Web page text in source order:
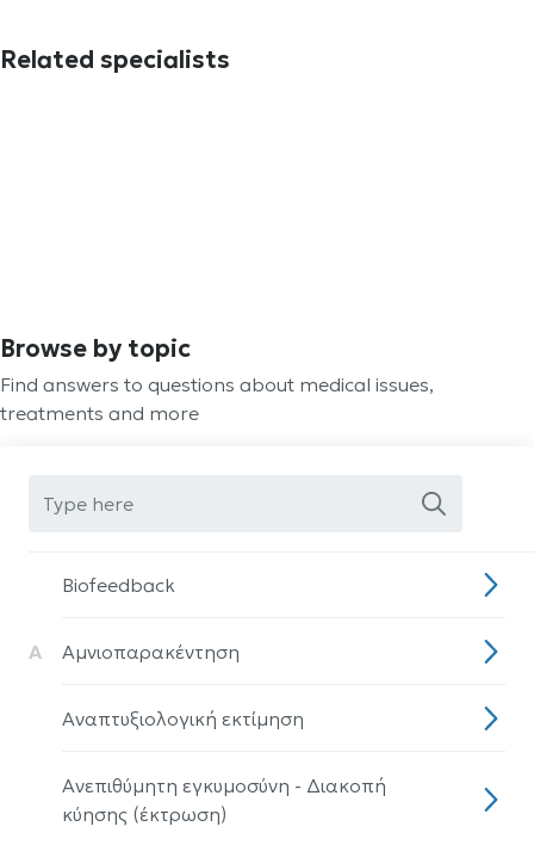
Related specialists
Browse by topic
Find answers to questions about medical issues,
treatments and more
Biofeedback
Α Αμνιοπαρακέντηση
Αναπτυξιολογική εκτίμηση
Ανεπιθύμητη εγκυμοσύνη - Διακοπή
κύησης (έκτρωση)